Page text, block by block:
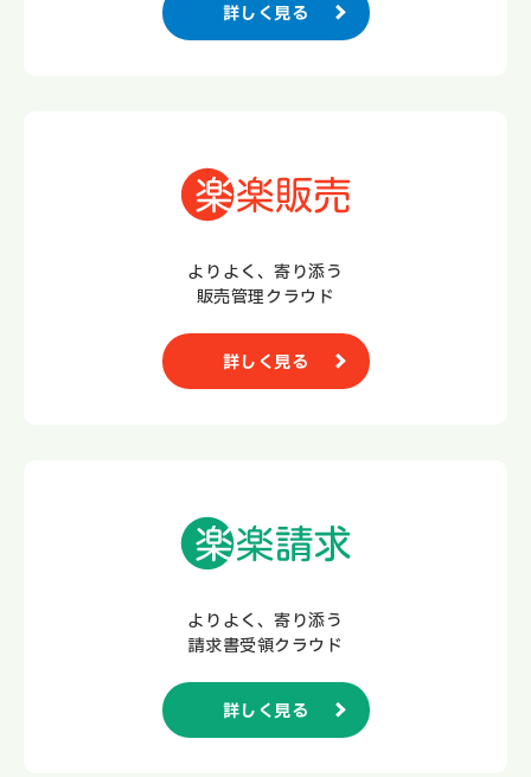
詳しく見る
よりよく、寄り添う
販売管理クラウド
詳しく見る
よりよく、寄り添う
請求書受領クラウド
詳しく見る